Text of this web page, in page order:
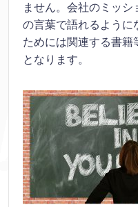
ません。会社のミッ
の言葉で語れるように
ためには関連する書籍
となります。